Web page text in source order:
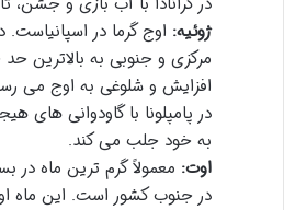
ژوئیه: اوج گرما در
مرکزی و جنوبی به بالاترین
افزایش و شلوغی به اوج می
در پامپلونا با گاودوانی های
به خود جلب می کند.
اوت: معمولاً گرم ترین ماه در
در جنوب کشور است. این ماه